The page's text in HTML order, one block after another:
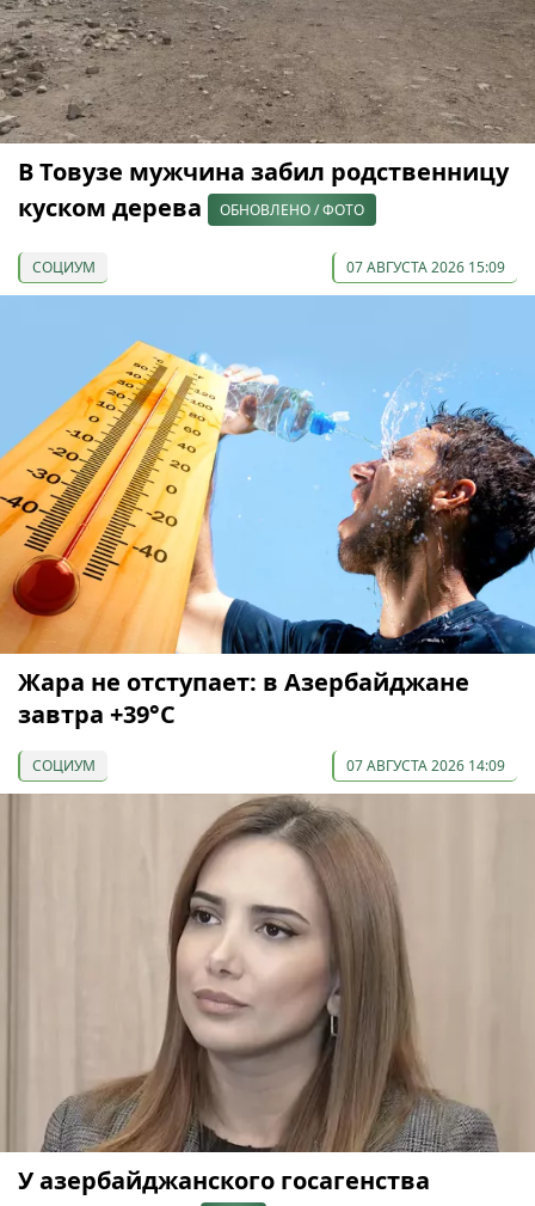
В Товузе мужчина забил родственницу
куском дерева
ОБНОВЛЕНО / ФОТО
СОЦИУМ 07 АВГУСТА 2026 15:09
Жара не отступает: в Азербайджане
завтра +39°С
СОЦИУМ 07 АВГУСТА 2026 14:09
У азербайджанского госагенства